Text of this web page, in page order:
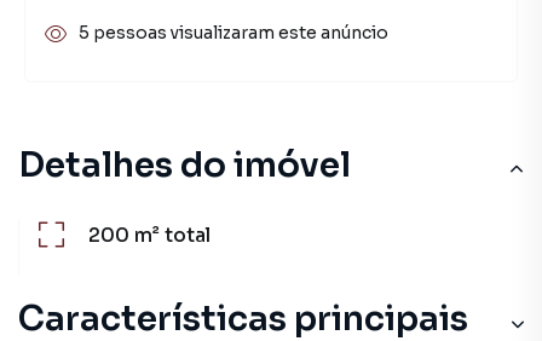
Detalhes do imóvel
200 m²total
Características principais
5 pessoas visualizaram este anúncio